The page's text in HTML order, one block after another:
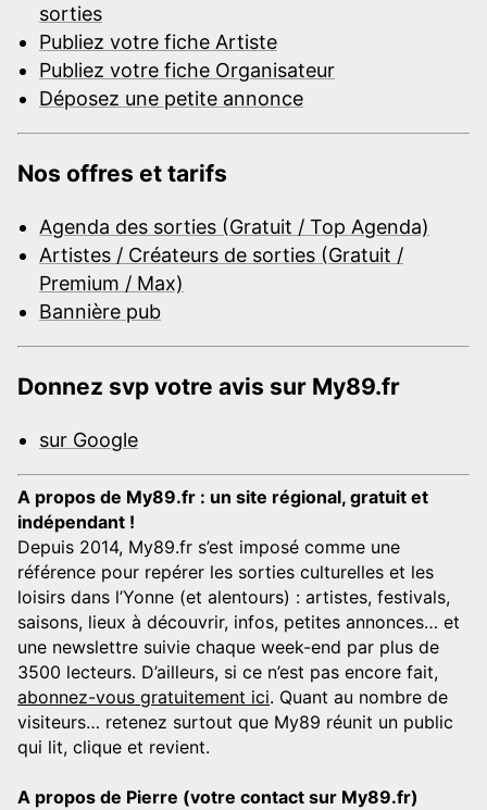
sorties
Publiez votre fiche Artiste
Publiez votre fiche Organisateur
Déposez une petite annonce
Nos offres et tarifs
Agenda des sorties (Gratuit / Top Agenda)
Artistes / Créateurs de sorties (Gratuit /
Premium / Max)
Bannière pub
Donnez svp votre avis sur My89.fr
sur Google
A propos de My89.fr : un site régional, gratuit et
indépendant !
Depuis 2014, My89.fr s’est imposé comme une
référence pour repérer les sorties culturelles et les
loisirs dans l’Yonne (et alentours) : artistes, festivals,
saisons, lieux à découvrir, infos, petites annonces… et
une newslettre suivie chaque week-end par plus de
3500 lecteurs. D’ailleurs, si ce n’est pas encore fait,
abonnez-vous gratuitement ici. Quant au nombre de
visiteurs… retenez surtout que My89 réunit un public
qui lit, clique et revient.
A propos de Pierre (votre contact sur My89.fr)